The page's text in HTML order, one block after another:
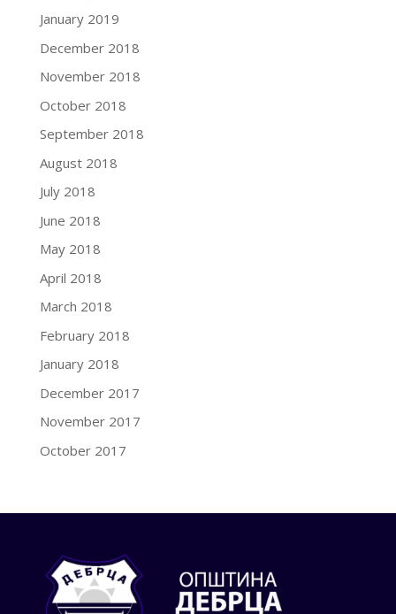
January 2019
December 2018
November 2018
October 2018
September 2018
August 2018
July 2018
June 2018
May 2018
April 2018
March 2018
February 2018
January 2018
December 2017
November 2017
October 2017